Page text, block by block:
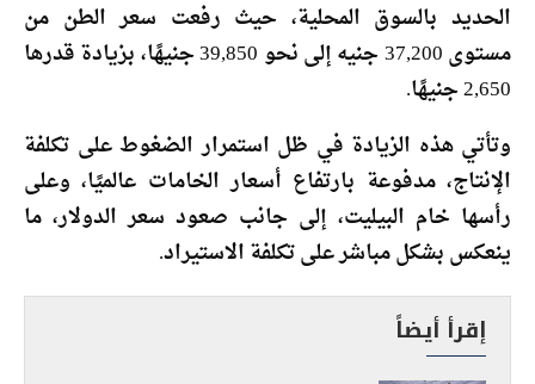
الحديد بالسوق المحلية، حيث رفعت سعر الطن من
مستوى 37,200 جنيه إلى نحو 39,850 جنيهًا، بزيادة قدرها
2,650 جنيهًا.
وتأتي هذه الزيادة في ظل استمرار الضغوط على تكلفة
الإنتاج، مدفوعة بارتفاع أسعار الخامات عالميًا، وعلى
رأسها خام البيليت، إلى جانب صعود سعر الدولار، ما
ينعكس بشكل مباشر على تكلفة الاستيراد.
إقرأ أيضاً